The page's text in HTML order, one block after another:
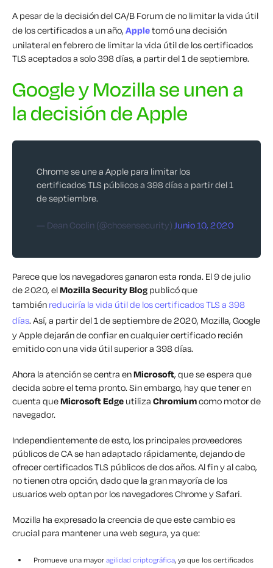
A pesar de la decisión del CA/B Forum de no limitar la vida útil
de los certificados a un año, Appletomó una decisión
unilateral en febrero de limitar la vida útil de los certificados
TLS aceptados a solo 398 días, a partir del 1 de septiembre.
Google y Mozilla se unen a
la decisión de Apple
Chrome se une a Apple para limitar los
certificados TLS públicos a 398 días a partir del 1
de septiembre.
— Dean Coclin (@chosensecurity) Junio 10, 2020
Parece que los navegadores ganaron esta ronda. El 9 de julio
de 2020, elMozilla Security Blog publicó que
también reduciría la vida útil de los certificados TLS a 398
días. Así, a partir del 1 de septiembre de 2020, Mozilla, Google
y Apple dejarán de confiar en cualquier certificado recién
emitido con una vida útil superior a 398 días.
Ahora la atención se centra enMicrosoft, que se espera que
decida sobre el tema pronto. Sin embargo, hay que tener en
cuenta queMicrosoftEdge utiliza Chromiumcomo motor de
navegador.
Independientemente de esto, los principales proveedores
públicos de CA se han adaptado rápidamente, dejando de
ofrecer certificados TLS públicos de dos años. Al fin y al cabo,
no tienen otra opción, dado que la gran mayoría de los
usuarios web optan por los navegadores Chrome y Safari.
Mozilla ha expresado la creencia de que este cambio es
crucial para mantener una web segura, ya que:
Promueve una mayor agilidad criptográfica, ya que los certificados